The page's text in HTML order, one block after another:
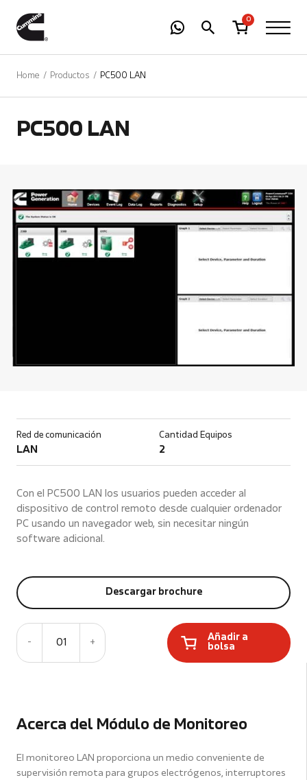
0
Home Productos PC500 LAN
Acerca del Módulo de Monitoreo
El monitoreo LAN proporciona un medio conveniente de
supervisión remota para grupos electrógenos, interruptores
PC500 LAN
Red de comunicación
LAN
Cantidad Equipos
2
Con el PC500 LAN los usuarios pueden acceder al
dispositivo de control remoto desde cualquier ordenador
PC usando un navegador web, sin necesitar ningún
software adicional.
Descargar brochure
- 01 +
Añadir a
bolsa